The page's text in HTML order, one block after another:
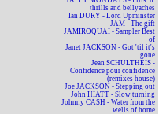
thrills and bellyaches
Ian DURY - Lord Upminster
JAM - The gift
JAMIROQUAI - Sampler Best
of
Janet JACKSON - Got 'til it's
gone
Jean SCHULTHEIS -
Confidence pour confidence
(remixes house)
Joe JACKSON - Stepping out
John HIATT - Slow turning
Johnny CASH - Water from the
wells of home